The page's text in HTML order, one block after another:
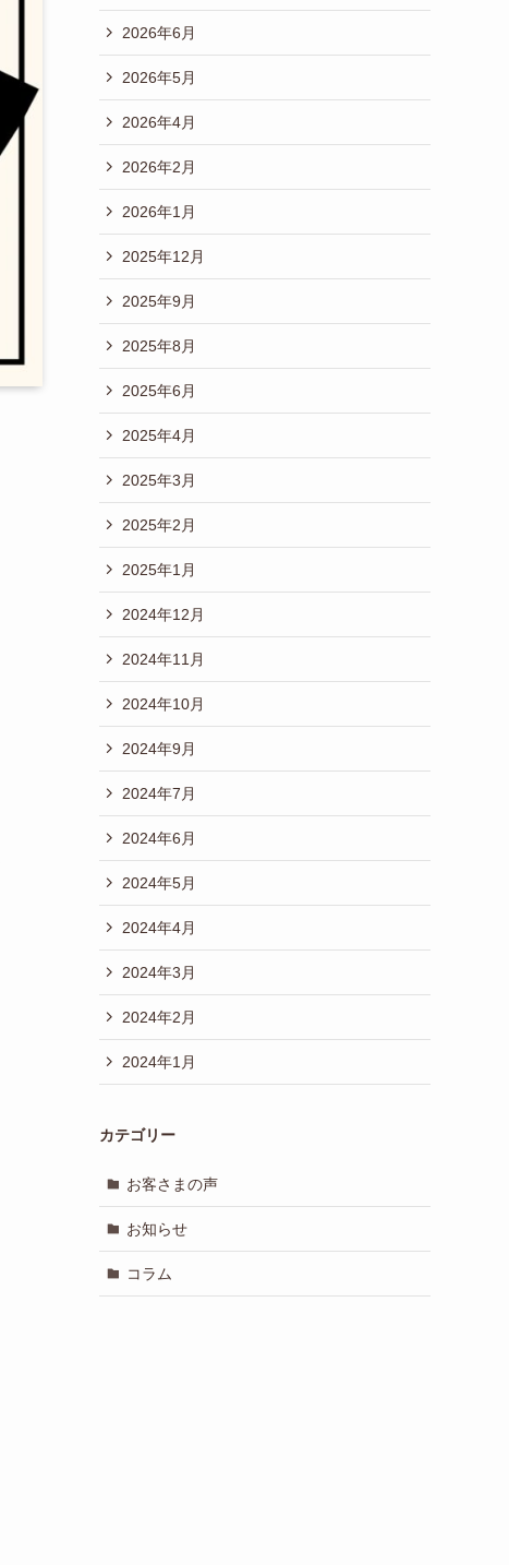
2026年6月
2026年5月
2026年4月
2026年2月
2026年1月
2025年12月
2025年9月
2025年8月
2025年6月
2025年4月
2025年3月
2025年2月
2025年1月
2024年12月
2024年11月
2024年10月
2024年9月
2024年7月
2024年6月
2024年5月
2024年4月
2024年3月
2024年2月
2024年1月
カテゴリー
お客さまの声
お知らせ
コラム